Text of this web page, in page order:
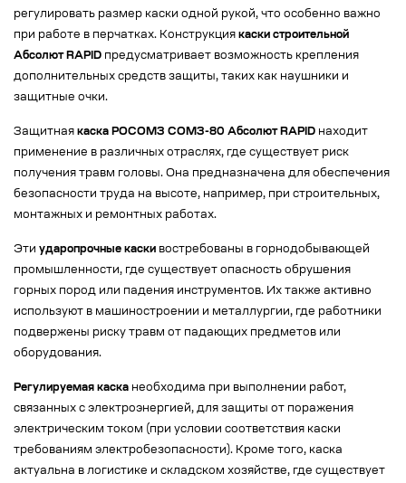
регулировать размер каски одной рукой, что особенно важно
при работе в перчатках. Конструкция каски строительной
Абсолют RAPID предусматривает возможность крепления
дополнительных средств защиты, таких как наушники и
защитные очки.
Защитная каска РОСОМЗ СОМЗ-80 Абсолют RAPID находит
применение в различных отраслях, где существует риск
получения травм головы. Она предназначена для обеспечения
безопасности труда на высоте, например, при строительных,
монтажных и ремонтных работах.
Эти ударопрочные каски востребованы в горнодобывающей
промышленности, где существует опасность обрушения
горных пород или падения инструментов. Их также активно
используют в машиностроении и металлургии, где работники
подвержены риску травм от падающих предметов или
оборудования.
Регулируемая каска необходима при выполнении работ,
связанных с электроэнергией, для защиты от поражения
электрическим током (при условии соответствия каски
требованиям электробезопасности). Кроме того, каска
актуальна в логистике и складском хозяйстве, где существует